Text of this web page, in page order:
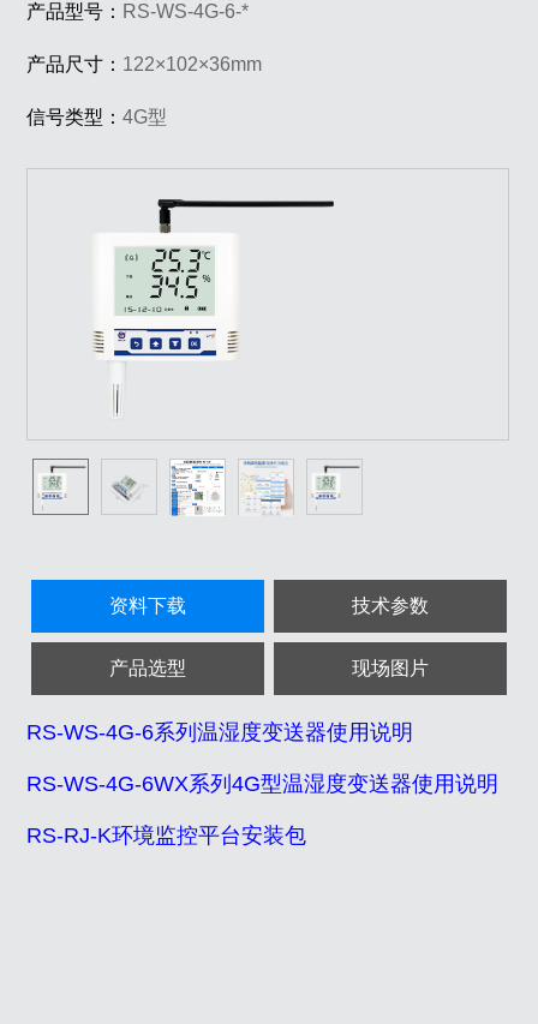
产品型号： RS-WS-4G-6-*
产品尺寸： 122×102×36mm
信号类型：4G型
资料下载 技术参数
产品选型 现场图片
RS-WS-4G-6系列温湿度变送器使用说明
RS-WS-4G-6WX系列4G型温湿度变送器使用说明
RS-RJ-K环境监控平台安装包